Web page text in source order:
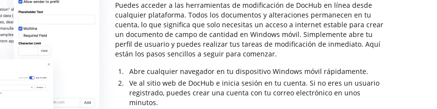
Puedes acceder a las herramientas de modificación de DocHub en línea desde
cualquier plataforma. Todos los documentos y alteraciones permanecen en tu
cuenta, lo que significa que solo necesitas un acceso a internet estable para crear
un documento de campo de cantidad en Windows móvil. Simplemente abre tu
perfil de usuario y puedes realizar tus tareas de modificación de inmediato. Aquí
están los pasos sencillos a seguir para comenzar.
Abre cualquier navegador en tu dispositivo Windows móvil rápidamente.
Ve al sitio web de DocHub e inicia sesión en tu cuenta. Si no eres un usuario
registrado, puedes crear una cuenta con tu correo electrónico en unos
minutos.